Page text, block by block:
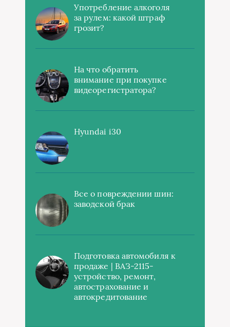
Употребление алкоголя
за рулем: какой штраф
грозит?
На что обратить
внимание при покупке
видеорегистратора?
Hyundai i30
Все о повреждении шин:
заводской брак
Подготовка автомобиля к
продаже | ВАЗ-2115-
устройство, ремонт,
автострахование и
автокредитование